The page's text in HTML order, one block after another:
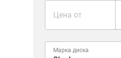
Цена от
Марка диска